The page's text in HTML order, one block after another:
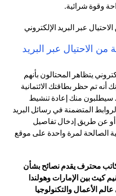
وقوة شرائية.
الاحتيال عبر البريد
يتظاهر المحتالون بأنهم
تم حظر بطاقتك الائتمانية
منك إعادة تنشيط
المتضمنة في رسائل البريد
أو عن طريق إدخال تفاصيل
الصالحة لمرة واحدة على موقع
محترف يقدم نصائح بشأن
كيث بين الإمارات وهولندا
الأعمال والتكنولوجيا